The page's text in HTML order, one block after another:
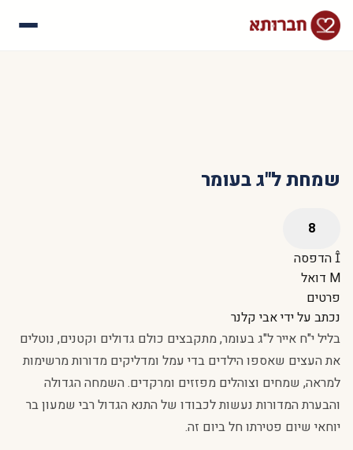
שמחת ל"ג בעומר
הדפסה
דואל
פרטים
נכתב על ידיאבי קלנר
בליל י"ח אייר ל"ג בעומר, מתקבצים כולם גדולים וקטנים, נוטלים
את העצים שאספו הילדים בדי עמל ומדליקים מדורות מרשימות
למראה, שמחים וצוהלים מפזזים ומרקדים. השמחה הגדולה
והבערת המדורות נעשות לכבודו של התנא הגדול רבי שמעון בר
יוחאי שיום פטירתו חל ביום זה.